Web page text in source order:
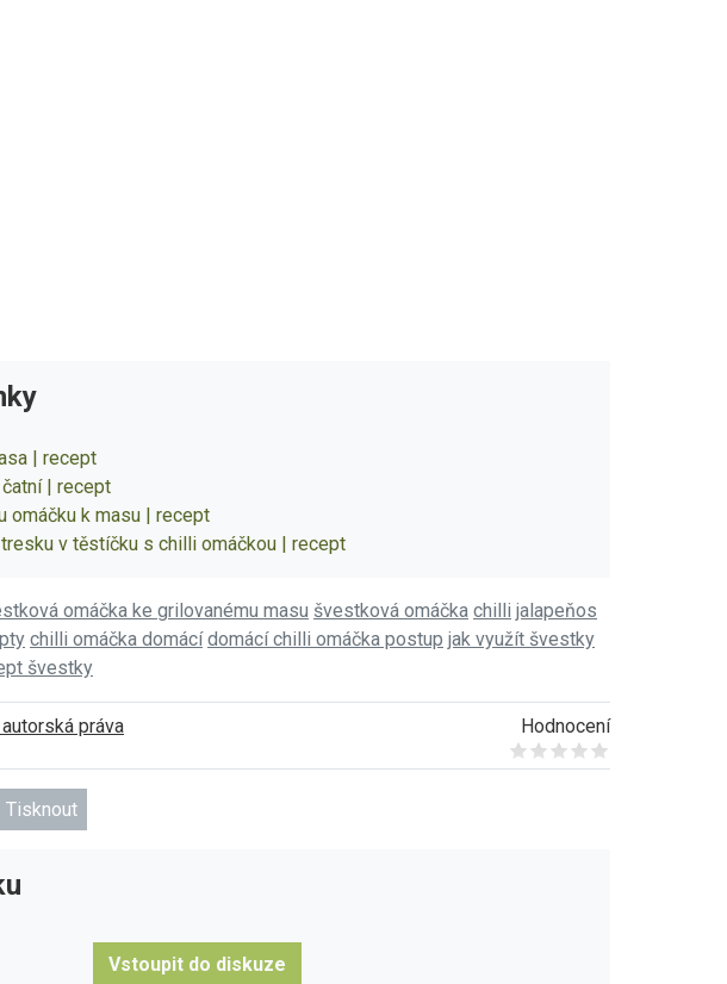
| recept
| recept
omáčku k masu | recept
v těstíčku s chilli omáčkou | recept
omáčka ke grilovanému masu švestková omáčka chilli jalapeňos
chilli omáčka domácí domácí chilli omáčka postup jak využít švestky
švestky
práva
Hodnocení
Give it 1/5
Give it 2/5
Give it 3/5
Give it 4/5
Give it 5/5
Tisknout
Vstoupit do diskuze